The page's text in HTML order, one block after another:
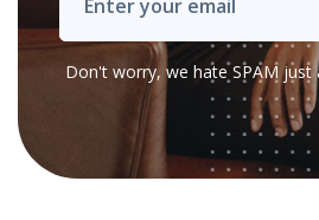
Don't worry, we hate SPAM just